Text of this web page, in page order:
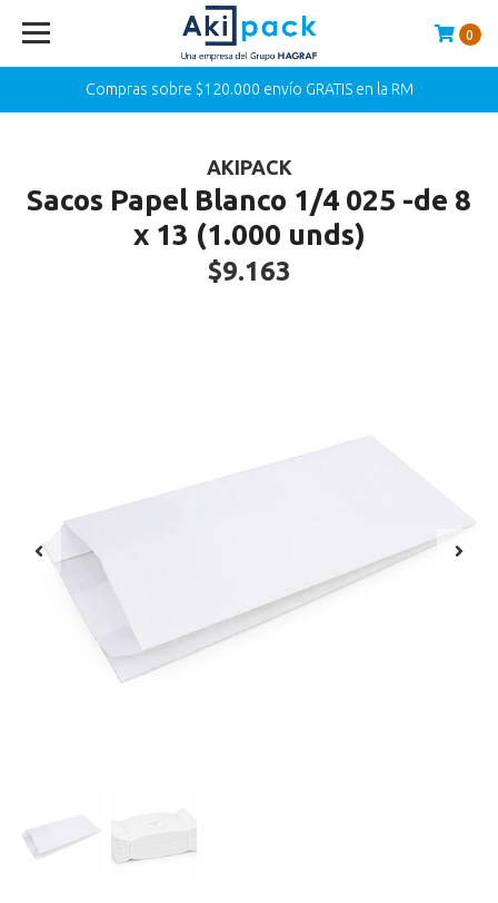
Compras sobre $120.000 envío GRATIS en la RM
0
AKIPACK
Sacos Papel Blanco 1/4 025 -de 8
x 13 (1.000 unds)
$9.163